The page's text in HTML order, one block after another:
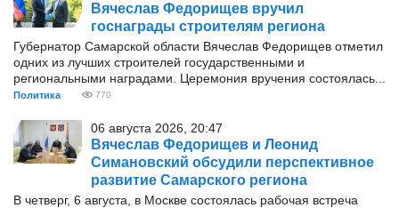
Вячеслав Федорищев вручил
госнаграды строителям региона
Губернатор Самарской области Вячеслав Федорищев отметил
одних из лучших строителей государственными и
региональными наградами. Церемония вручения состоялась...
Политика 770
06 августа 2026, 20:47
Вячеслав Федорищев и Леонид
Симановский обсудили перспективное
развитие Самарского региона
В четверг, 6 августа, в Москве состоялась рабочая встреча